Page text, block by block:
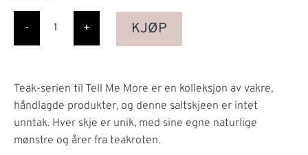
-
Teak
saltskje
+ KJØP
Teak-serien til Tell Me More er en kolleksjon av vakre,
håndlagde produkter, og denne saltskjeen er intet
unntak. Hver skje er unik, med sine egne naturlige
mønstre og årer fra teakroten.